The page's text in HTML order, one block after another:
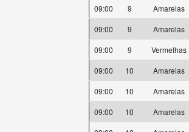
09:00
9 Amarelas
09:00
9 Amarelas
09:00
9 Vermelhas
09:00
10 Amarelas
09:00
10 Amarelas
09:00
10 Amarelas